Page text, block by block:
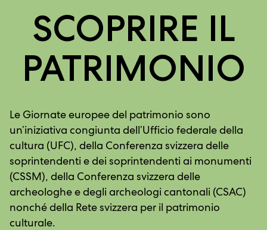
SCOPRIRE IL
PATRIMONIO
Le Giornate europee del patrimonio sono
un’iniziativa congiunta dell’Ufficio federale della
cultura (UFC), della Conferenza svizzera delle
soprintendenti e dei soprintendenti ai monumenti
(CSSM), della Conferenza svizzera delle
archeologhe e degli archeologi cantonali (CSAC)
nonché della Rete svizzera per il patrimonio
culturale.